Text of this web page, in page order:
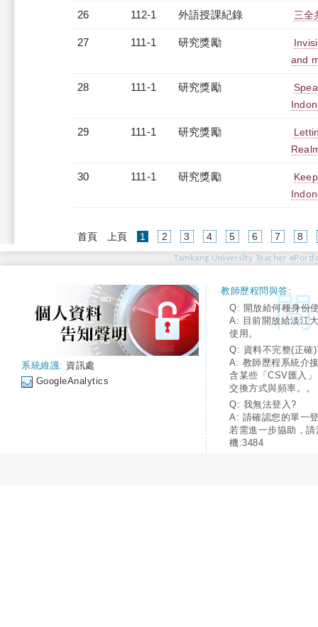
26 112-1 外語授課紀錄 三全
27 111-1 研究獎勵
and
28 111-1 研究獎勵
29 111-1 研究獎勵
30 111-1 研究獎勵
首頁 上頁 1 (current)
2 3 4 5 6 7 8
Tamkang University Teacher
系統維護: 資訊處
GoogleAnalytics
教師歷程問與答:
Q: 開放給何種身份
A: 目前開放給淡江
使用。
Q: 資料不完整(正確
A: 教師歷程系統介
含某些「CSV匯入
交換方式與頻率。。
Q: 我無法登入?
A: 請確認您的單一
若需進一步協助，
機:3484